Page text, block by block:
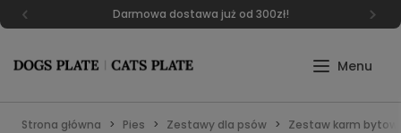
Darmowa dostawa już od 300zł!
Strona główna Pies Zestawy dla psów Zestaw karm